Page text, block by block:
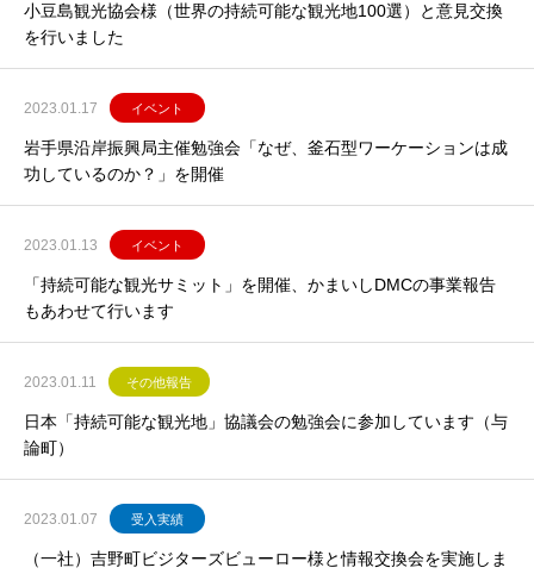
小豆島観光協会様（世界の持続可能な観光地100選）と意見交換
を行いました
2023.01.17 イベント
岩手県沿岸振興局主催勉強会「なぜ、釜石型ワーケーションは成
功しているのか？」を開催
2023.01.13 イベント
「持続可能な観光サミット」を開催、かまいしDMCの事業報告
もあわせて行います
2023.01.11 その他報告
日本「持続可能な観光地」協議会の勉強会に参加しています（与
論町）
2023.01.07 受入実績
（一社）吉野町ビジターズビューロー様と情報交換会を実施しま